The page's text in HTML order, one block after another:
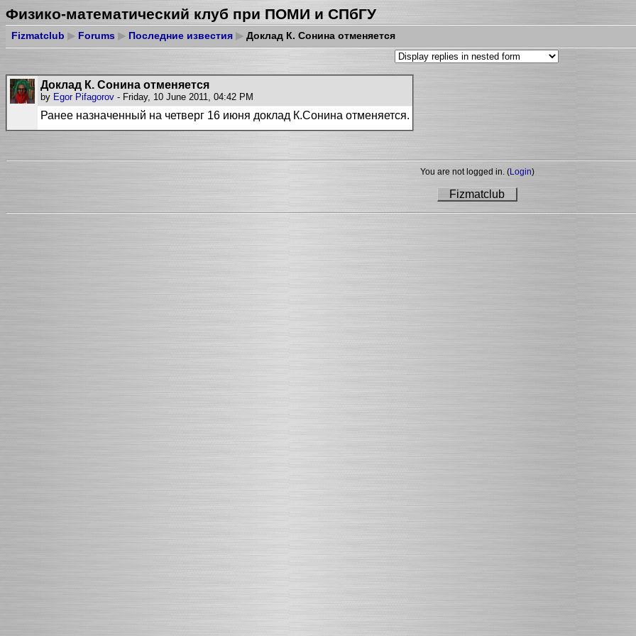
Физико-математический клуб при ПОМИ и СПбГУ
Fizmatclub ▶ Forums ▶ Последние известия ▶ Доклад К. Сонина отменяется
Доклад К. Сонина отменяется
by Egor Pifagorov - Friday, 10 June 2011, 04:42 PM
Ранее назначенный на четверг 16 июня доклад К.Сонина отменяется.
You are not logged in. (Login)
Fizmatclub